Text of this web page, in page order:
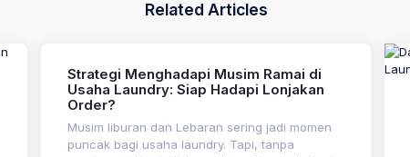
Related Articles
Strategi Menghadapi Musim Ramai di
Usaha Laundry: Siap Hadapi Lonjakan
Order?
Musim liburan dan Lebaran sering jadi momen
puncak bagi usaha laundry. Tapi, tanpa